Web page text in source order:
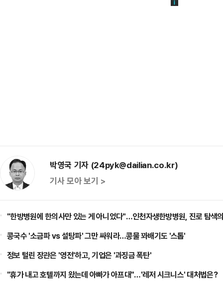
박영국 기자 (24pyk@dailian.co.kr)
기사 모아 보기 >
"한방병원에 한의사만 있는 게 아니었다"…인천자생한방병원, 진로 탐색
콩국수 '소금파 vs 설탕파' 그만 싸워라…콩물 꽈배기도 '스톱'
정보 털린 장관은 '영전'하고, 기업은 '과징금 폭탄'
"휴가 내고 호텔까지 왔는데 아빠가 아프대"…'레저 시크니스' 대처법은?